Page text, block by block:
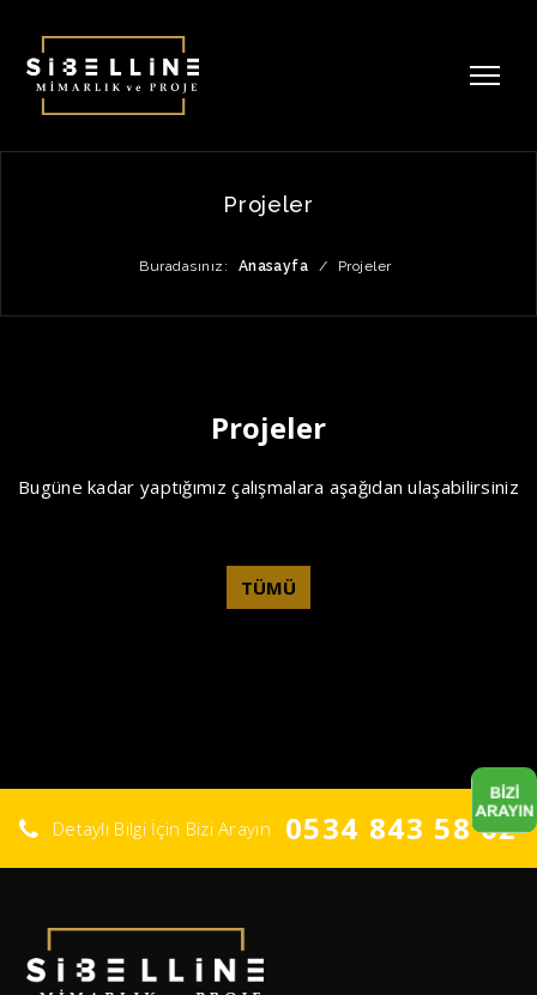
Projeler
Buradasınız: Anasayfa / Projeler
Projeler
Bugüne kadar yaptığımız çalışmalara aşağıdan ulaşabilirsiniz
TÜMÜ
Detaylı Bilgi İçin Bizi Arayın 0534 843 58 02